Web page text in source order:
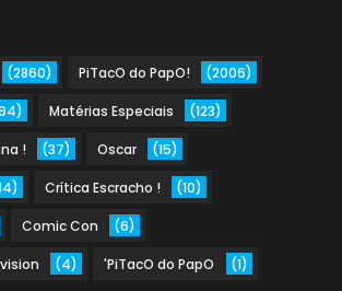
(2860) PiTacO do PapO! (2006)
Matérias Especiais (123)
! (37) Oscar (15)
Crítica Escracho ! (10)
Comic Con (6)
(4) 'PiTacO do PapO (1)